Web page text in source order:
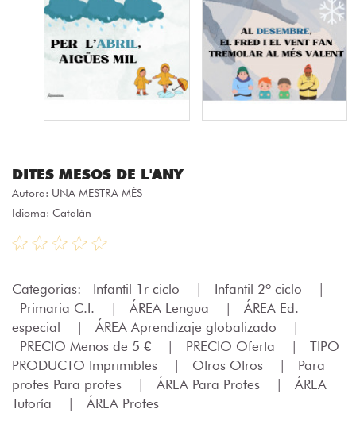
DITES MESOS DE L'ANY
Autora: UNA MESTRA MÉS
Idioma: Catalán
Categorias: Infantil 1r ciclo | Infantil 2º ciclo
|
Primaria C.I.
| ÁREA Lengua |
ÁREA Ed.
especial
| ÁREA Aprendizaje globalizado
|
PRECIO Menos de 5 €
| PRECIO Oferta |
TIPO
PRODUCTO Imprimibles
| Otros Otros |
Para
profes Para profes
| ÁREA Para Profes |
ÁREA
Tutoría
| ÁREA Profes